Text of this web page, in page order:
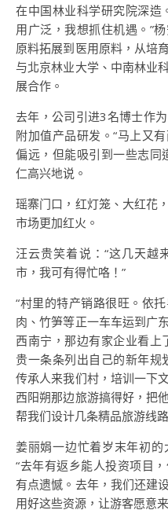
在中国林业科学研究院深造
用广泛，我想抓住机遇。”
原料拓展到医用原料，从培
与北京林业大学、中南林业
展合作。
去年，公司引进3名博士作
附加值产品研发。“马上又
偏远，但能吸引到一些志同
仁高兴地说。
瑶寨门口，红灯笼、大红花
市场更加红火。
汪云贵笑着说：“这几天越
市，我可有得忙咯！”
“村里的特产销路很旺。依
肉、竹笋等正一车车运到广
西南宁，那边有家企业看上
贵一条条列出自己的新年规
传承人来我们村，培训一下
西阳朔那边旅游搞得好，把
帮我们设计几条精品旅游线
姜丽娟一边忙着岁末年初的
“去年有返乡能人投资项目
有点遗憾。去年，我们还建
用好这些资源，让游客愿意